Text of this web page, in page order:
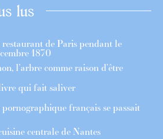
lus
restaurant de Paris pendant le
1870
l’arbre comme raison d’être
qui fait saliver
français se passait
centrale de Nantes